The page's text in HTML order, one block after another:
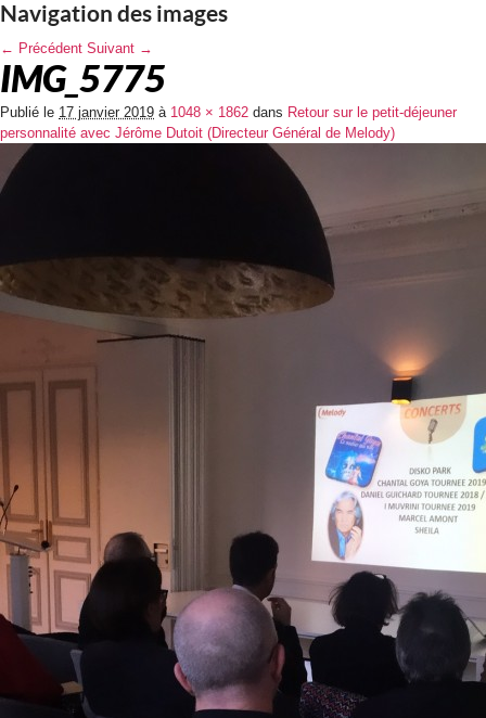
Navigation des images
← Précédent Suivant →
IMG_5775
Publié le 17 janvier 2019 à 1048 × 1862 dans Retour sur le petit-déjeuner
personnalité avec Jérôme Dutoit (Directeur Général de Melody)